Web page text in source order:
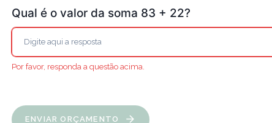
Qual é o valor da soma 83 + 22?
Por favor, responda a questão acima.
ENVIAR ORÇAMENTO